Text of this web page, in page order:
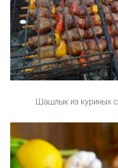
Шашлык из куриных